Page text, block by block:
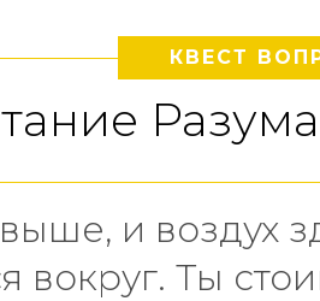
КВЕСТ
и воздух
вокруг. Ты